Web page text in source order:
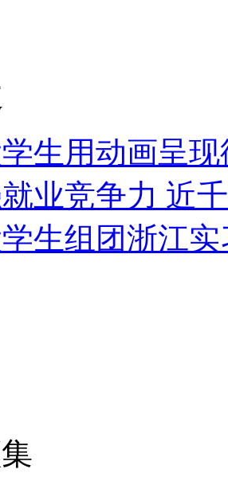
植树
花炮节热闹非凡 减压"枕头大战"
生用动画呈
业竞争力 近
生组团浙江实